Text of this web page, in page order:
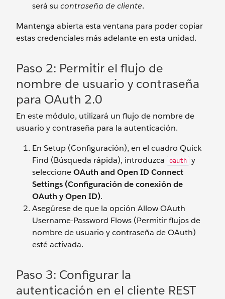
será su contraseña de cliente.
Mantenga abierta esta ventana para poder copiar
estas credenciales más adelante en esta unidad.
Paso 2: Permitir el flujo de
nombre de usuario y contraseña
para OAuth 2.0
En este módulo, utilizará un flujo de nombre de
usuario y contraseña para la autenticación.
En Setup (Configuración), en el cuadro Quick
Find (Búsqueda rápida), introduzca
oauth
y
seleccioneOAuth and Open ID Connect
Settings (Configuración de conexión de
OAuth y Open ID).
Asegúrese de que la opción Allow OAuth
Username-Password Flows (Permitir flujos de
nombre de usuario y contraseña de OAuth)
esté activada.
Paso 3: Configurar la
autenticación en el cliente REST